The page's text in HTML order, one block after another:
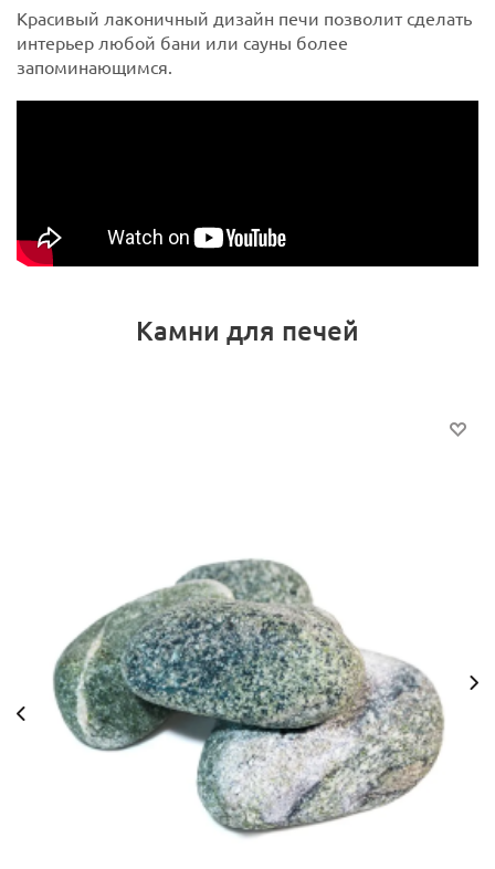
Красивый лаконичный дизайн печи позволит сделать
интерьер любой бани или сауны более
запоминающимся.
Камни для печей